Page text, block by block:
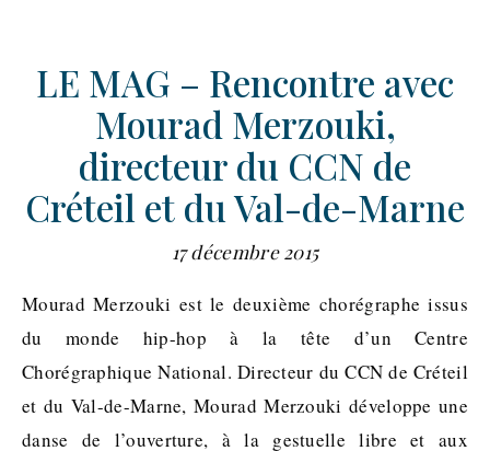
LE MAG – Rencontre avec
Mourad Merzouki,
directeur du CCN de
Créteil et du Val-de-Marne
17 décembre 2015
Mourad Merzouki est le deuxième chorégraphe issus
du monde hip-hop à la tête d’un Centre
Chorégraphique National. Directeur du CCN de Créteil
et du Val-de-Marne, Mourad Merzouki développe une
danse de l’ouverture, à la gestuelle libre et aux